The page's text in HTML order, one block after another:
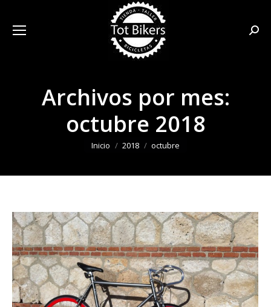
Archivos por mes:
octubre 2018
Estás aquí:
Inicio 2018 octubre